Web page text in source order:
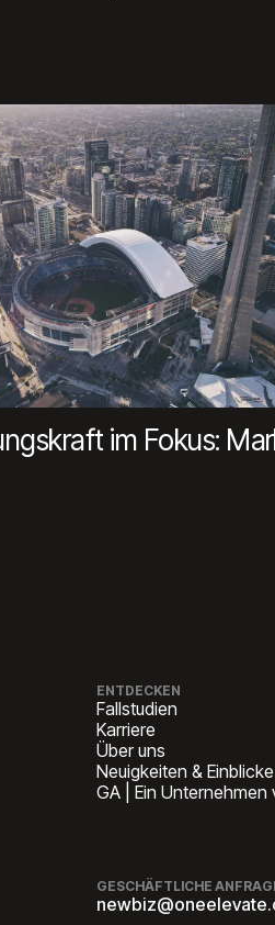
im Fokus:
ENTDECKEN
Fallstudien
Karriere
Über uns
Neuigkeiten & Einblicke
GA | Ein Unternehmen
GESCHÄFTLICHE